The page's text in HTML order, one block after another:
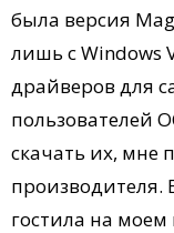
была версия
лишь с Windows
драйверов для
пользователей
скачать их, мне
производителя.
гостила на моем